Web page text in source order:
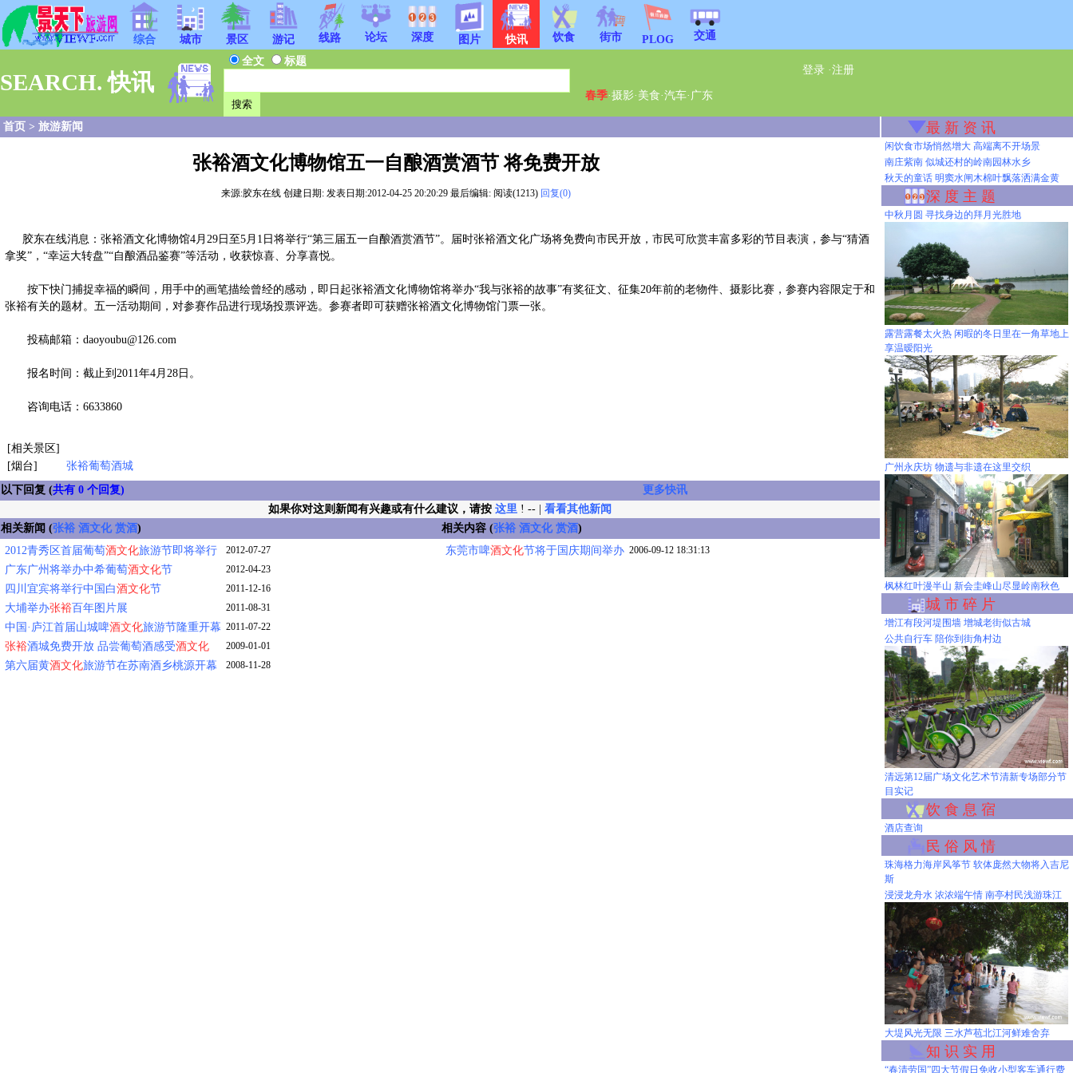
综合 城市 景区 游记 线路 论坛 深度 图片 快讯 饮食 街市 PLOG 交通
SEARCH. 快讯
全文 标题
登录·注册
春季·摄影· 美食·汽车· 广东
首页 > 旅游新闻
张裕酒文化博物馆五一自酿酒赏酒节 将免费开放
来源:胶东在线 创建日期: 发表日期:2012-04-25 20:20:29 最后编辑: 阅读(1213) 回复(0)
胶东在线消息：张裕酒文化博物馆4月29日至5月1日将举行“第三届五一自酿酒赏酒节”。届时张裕酒文化广场将免费向市民开放，市民可欣赏丰富多彩的节目表演，参与“猜酒
拿奖”，“幸运大转盘”“自酿酒品鉴赛”等活动，收获惊喜、分享喜悦。
按下快门捕捉幸福的瞬间，用手中的画笔描绘曾经的感动，即日起张裕酒文化博物馆将举办“我与张裕的故事”有奖征文、征集20年前的老物件、摄影比赛，参赛内容限定于和
张裕有关的题材。五一活动期间，对参赛作品进行现场投票评选。参赛者即可获赠张裕酒文化博物馆门票一张。
投稿邮箱：daoyoubu@126.com
报名时间：截止到2011年4月28日。
咨询电话：6633860
[相关景区]
[烟台]
张裕葡萄酒城
以下回复 (共有 0 个回复)
更多快讯
如果你对这则新闻有兴趣或有什么建议，请按 这里 ! -- | 看看其他新闻
相关新闻 (张裕 酒文化 赏酒) 相关内容 (张裕 酒文化 赏酒)
2012青秀区首届葡萄酒文化旅游节即将举行 2012-07-27
广东广州将举办中希葡萄酒文化节 2012-04-23
四川宜宾将举行中国白酒文化节 2011-12-16
大埔举办张裕百年图片展 2011-08-31
中国·庐江首届山城啤酒文化旅游节隆重开幕 2011-07-22
张裕酒城免费开放 品尝葡萄酒感受酒文化 2009-01-01
第六届黄酒文化旅游节在苏南酒乡桃源开幕 2008-11-28
东莞市啤酒文化节将于国庆期间举办 2006-09-12 18:31:13
最 新 资 讯
闲饮食市场悄然增大 高端离不开场景
南庄紫南 似城还村的岭南园林水乡
秋天的童话 明窦水闸木棉叶飘落洒满金黄
深 度 主 题
中秋月圆 寻找身边的拜月光胜地
露营露餐太火热 闲暇的冬日里在一角草地上
享温暧阳光
广州永庆坊 物遗与非遗在这里交织
枫林红叶漫半山 新会圭峰山尽显岭南秋色
城 市 碎 片
增江有段河堤围墙 增城老街似古城
公共自行车 陪你到街角村边
清远第12届广场文化艺术节清新专场部分节
目实记
饮 食 息 宿
酒店查询
民 俗 风 情
珠海格力海岸风筝节 软体庞然大物将入吉尼
斯
浸浸龙舟水 浓浓端午情 南亭村民浅游珠江
大堤风光无限 三水芦苞北江河鲜难舍弃
知 识 实 用
“春清劳国”四大节假日免收小型客车通行费